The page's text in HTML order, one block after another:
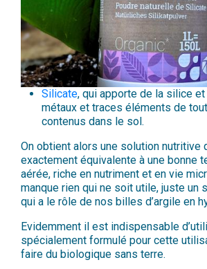
Silicate, qui apporte de la silice et
métaux et traces éléments de
contenus dans le sol.
On obtient alors une solution nutritive
exactement équivalente à une bonne
aérée, riche en nutriment et en vie
manque rien qui ne soit utile, juste un
qui a le rôle de nos billes d’argile en
Evidemment il est indispensable
spécialement formulé pour cette
faire du biologique sans terre.